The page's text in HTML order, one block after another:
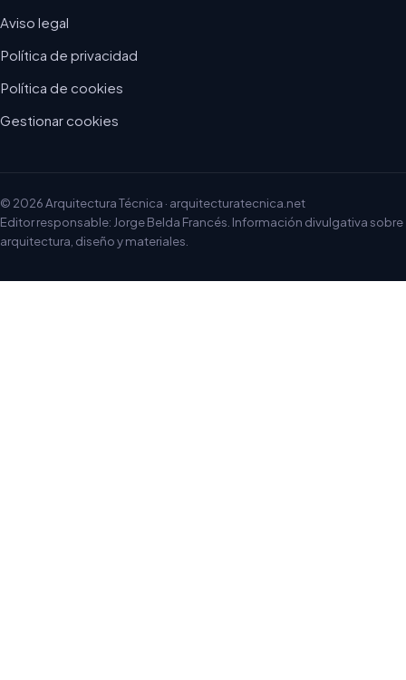
Aviso legal
Política de privacidad
Política de cookies
Gestionar cookies
© 2026 Arquitectura Técnica · arquitecturatecnica.net
Editor responsable: Jorge Belda Francés. Información divulgativa sobre
arquitectura, diseño y materiales.